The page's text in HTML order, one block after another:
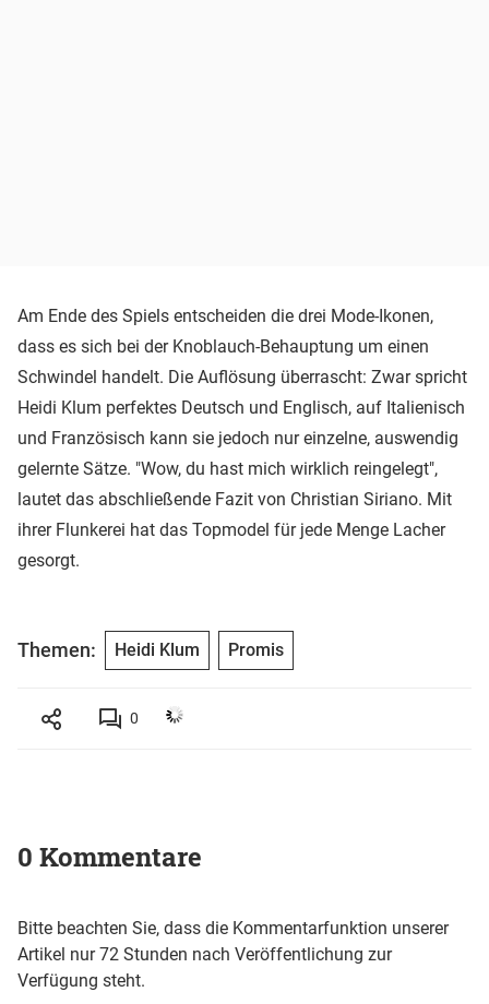
Am Ende des Spiels entscheiden die drei Mode-Ikonen,
dass es sich bei der Knoblauch-Behauptung um einen
Schwindel handelt. Die Auflösung überrascht: Zwar spricht
Heidi Klum perfektes Deutsch und Englisch, auf Italienisch
und Französisch kann sie jedoch nur einzelne, auswendig
gelernte Sätze. "Wow, du hast mich wirklich reingelegt",
lautet das abschließende Fazit von Christian Siriano. Mit
ihrer Flunkerei hat das Topmodel für jede Menge Lacher
gesorgt.
Themen: Heidi Klum Promis
0
0 Kommentare
Bitte beachten Sie, dass die Kommentarfunktion unserer
Artikel nur 72 Stunden nach Veröffentlichung zur
Verfügung steht.